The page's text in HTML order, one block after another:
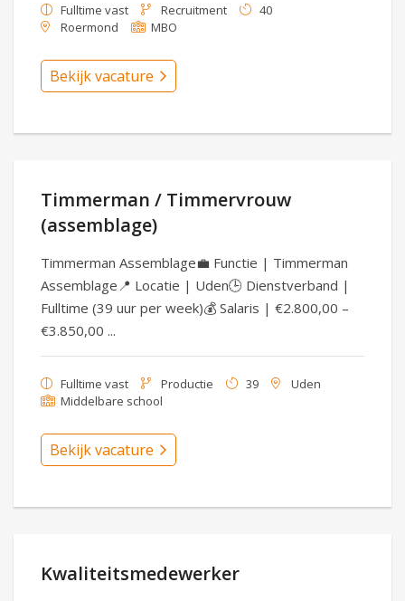
Fulltime vast Recruitment
40
Roermond
MBO
Bekijk vacature
Timmerman / Timmervrouw
(assemblage)
Timmerman Assemblage💼 Functie | Timmerman
Assemblage📍 Locatie | Uden🕒 Dienstverband |
Fulltime (39 uur per week)💰 Salaris | €2.800,00 –
€3.850,00 ...
Fulltime vast Productie 39
Uden
Middelbare school
Bekijk vacature
Kwaliteitsmedewerker